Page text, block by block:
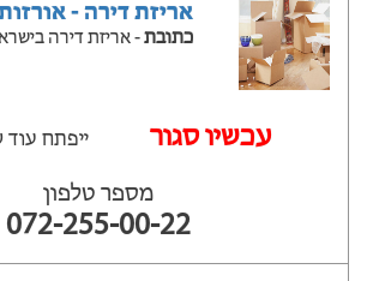
אריזת דירה -
כתובת- אריזת דירה
‫עכשיו סגור ייפתח עוד שעה ‫ו-
מספר טלפון
072-255-00-22